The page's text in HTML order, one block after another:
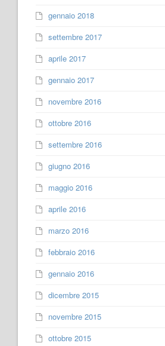
gennaio 2018
settembre 2017
aprile 2017
gennaio 2017
novembre 2016
ottobre 2016
settembre 2016
giugno 2016
maggio 2016
aprile 2016
marzo 2016
febbraio 2016
gennaio 2016
dicembre 2015
novembre 2015
ottobre 2015